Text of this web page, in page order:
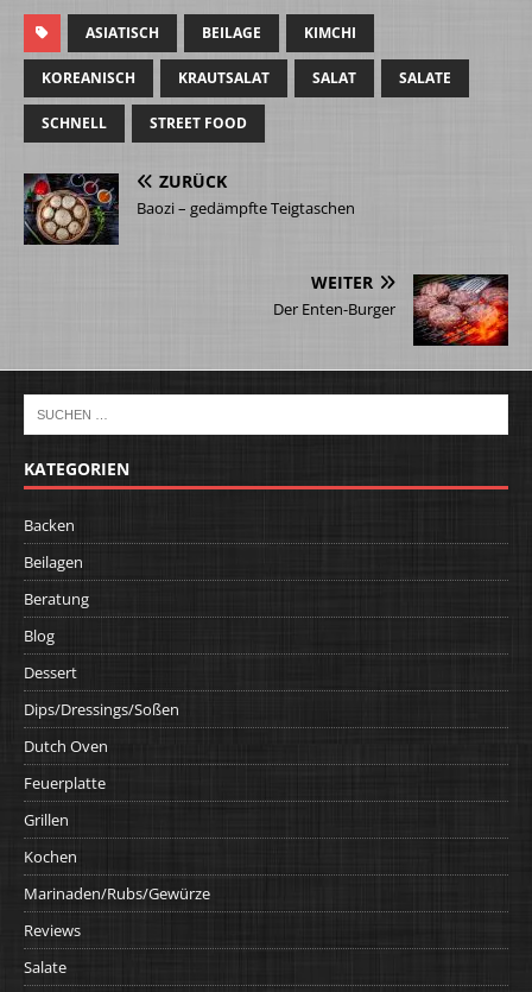
ASIATISCH BEILAGE KIMCHI
KOREANISCH KRAUTSALAT SALAT SALATE
SCHNELL STREET FOOD
ZURÜCK
Baozi – gedämpfte Teigtaschen
WEITER
Der Enten-Burger
KATEGORIEN
Backen
Beilagen
Beratung
Blog
Dessert
Dips/Dressings/Soßen
Dutch Oven
Feuerplatte
Grillen
Kochen
Marinaden/Rubs/Gewürze
Reviews
Salate